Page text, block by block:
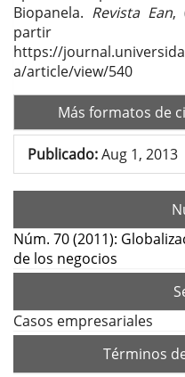
Biopanela. Revista Ean,
https://
a/article/view/540
Más formatos de
Publicado:Aug 1, 2013
Núm. 70 (2011):
de los negocios
Casos empresariales
Términos